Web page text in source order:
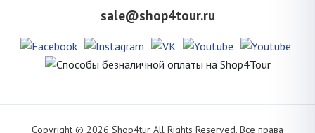
sale@shop4tour.ru
Copyright © 2026 Shop4tur All Rights Reserved. Все права